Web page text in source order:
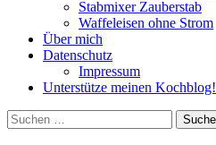
Stabmixer Zauberstab
Waffeleisen ohne Strom
Über mich
Datenschutz
Impressum
Unterstütze meinen Kochblog!
Suchen
nach: